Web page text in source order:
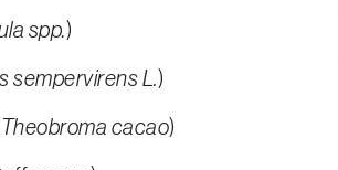
spp.)
sempervirens L.)
Theobroma cacao)